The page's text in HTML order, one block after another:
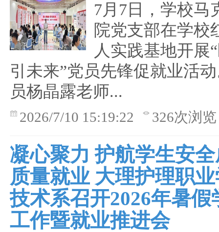
7月7日，学校马
院党支部在学校
人实践基地开展
引未来”党员先锋促就业活
员杨晶露老师...
2026/7/10 15:19:22 326次浏览
凝心聚力 护航学生安
质量就业 大理护理职
技术系召开2026年暑假
工作暨就业推进会